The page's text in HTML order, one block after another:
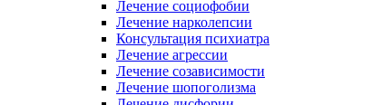
Лечение социофобии
Лечение нарколепсии
Консультация психиатра
Лечение агрессии
Лечение созависимости
Лечение шопоголизма